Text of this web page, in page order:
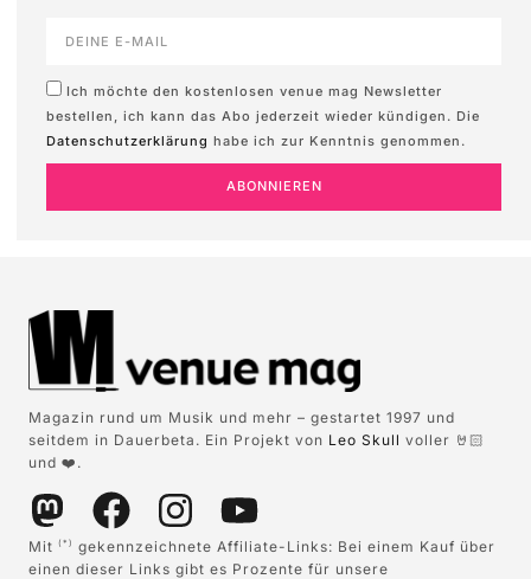
Ich möchte den kostenlosen venue mag Newsletter
bestellen, ich kann das Abo jederzeit wieder kündigen. Die
Datenschutzerklärung habe ich zur Kenntnis genommen.
ABONNIEREN
Magazin rund um Musik und mehr – gestartet 1997 und
seitdem in Dauerbeta. Ein Projekt von Leo Skull voller 🤘🏻
und ❤️.
Mit (*)
gekennzeichnete Affiliate-Links: Bei einem Kauf über
einen dieser Links gibt es Prozente für unsere